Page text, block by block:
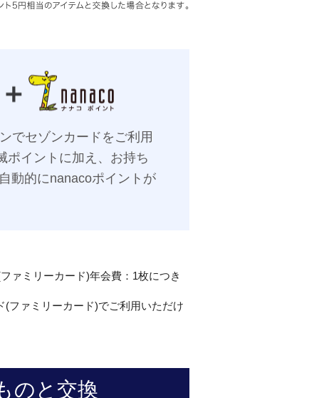
でセゾンカードをご利用
ポイントに加え、お持ち
動的にnanacoポイントが
ァミリーカード)年会費：1枚につき
ファミリーカード)でご利用いただけ
のと交換